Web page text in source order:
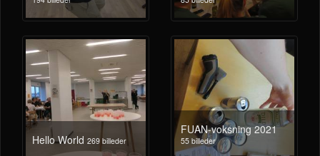
Hello World 269 billeder
FUAN-voksning 2021
55 billeder